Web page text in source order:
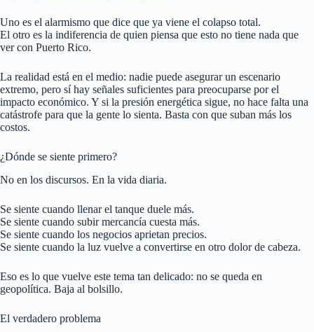
Uno es el alarmismo que dice que ya viene el colapso total.
El otro es la indiferencia de quien piensa que esto no tiene nada que
ver con Puerto Rico.
La realidad está en el medio: nadie puede asegurar un escenario
extremo, pero sí hay señales suficientes para preocuparse por el
impacto económico. Y si la presión energética sigue, no hace falta una
catástrofe para que la gente lo sienta. Basta con que suban más los
costos.
¿Dónde se siente primero?
No en los discursos. En la vida diaria.
Se siente cuando llenar el tanque duele más.
Se siente cuando subir mercancía cuesta más.
Se siente cuando los negocios aprietan precios.
Se siente cuando la luz vuelve a convertirse en otro dolor de cabeza.
Eso es lo que vuelve este tema tan delicado: no se queda en
geopolítica. Baja al bolsillo.
El verdadero problema